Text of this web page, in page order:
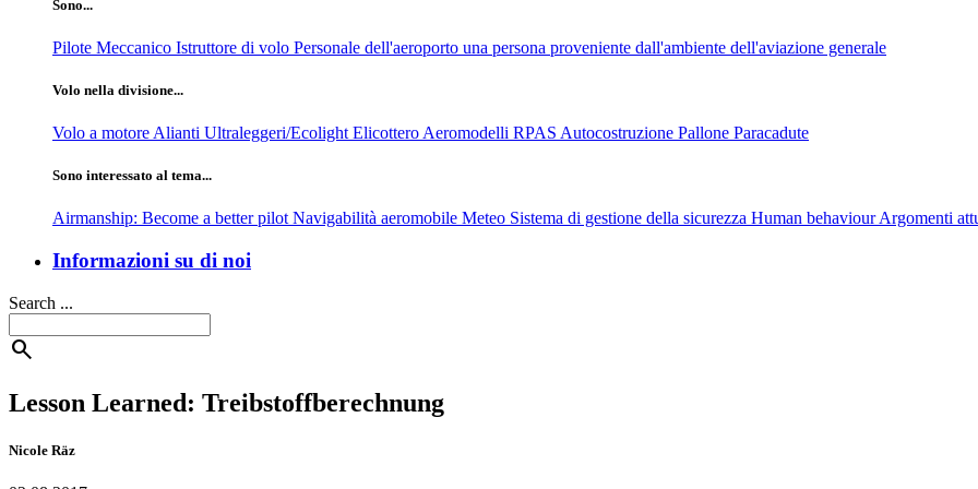
Sono...
Pilote Meccanico Istruttore di volo Personale dell'aeroporto una persona proveniente dall'ambiente dell'aviazione generale
Volo nella divisione...
Volo a motore Alianti Ultraleggeri/Ecolight Elicottero Aeromodelli RPAS Autocostruzione Pallone Paracadute
Sono interessato al tema...
Airmanship: Become a better pilot Navigabilità aeromobile Meteo Sistema di gestione della sicurezza Human behaviourArgomenti
Informazioni su di noi
Search ...
search
Lesson Learned: Treibstoffberechnung
Nicole Räz